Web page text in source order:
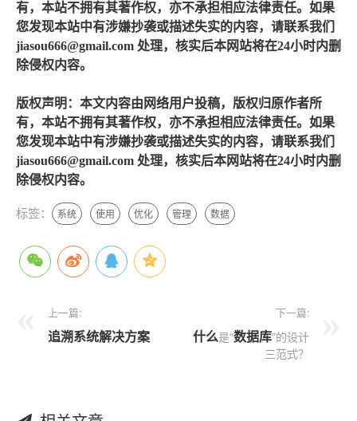
有，本站不拥有其著作权，亦不承担相应法律责任。如果
您发现本站中有涉嫌抄袭或描述失实的内容，请联系我们
jiasou666@gmail.com 处理，核实后本网站将在24小时内删
除侵权内容。
版权声明：本文内容由网络用户投稿，版权归原作者所
有，本站不拥有其著作权，亦不承担相应法律责任。如果
您发现本站中有涉嫌抄袭或描述失实的内容，请联系我们
jiasou666@gmail.com 处理，核实后本网站将在24小时内删
除侵权内容。
标签： 系统 使用 优化 管理 数据
上一篇:
追溯系统解决方案
下一篇:
什么是“数据库”的设计
三范式？